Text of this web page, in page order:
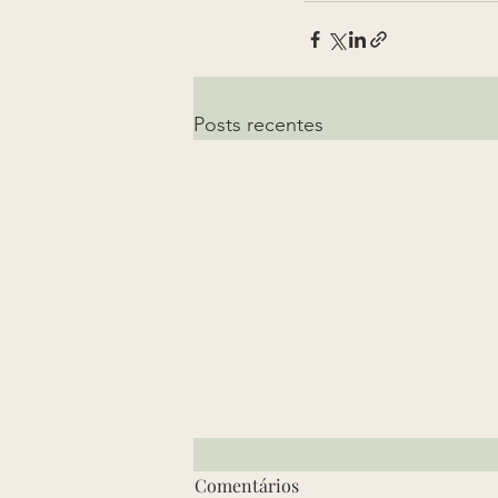
Posts recentes
Advogado de família explica o
Comentários